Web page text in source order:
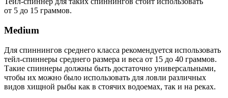
от 5 до 15 граммов.
Medium
Для спиннингов среднего класса рекомендуется использовать
тейл-спиннеры среднего размера и веса от 15 до 40 граммов.
Такие спиннеры должны быть достаточно универсальными,
чтобы их можно было использовать для ловли различных
видов хищной рыбы как в стоячих водоемах, так и на реках.